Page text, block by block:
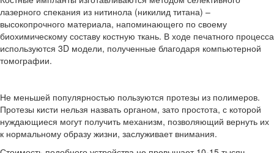
лазерного спекания из нитинола (никилид титана) –
высокопрочного материала, напоминающего по своему
биохимическому составу костную ткань. В ходе печатного процесса
используются 3D модели, полученные благодаря компьютерной
томографии.
Не меньшей популярностью пользуются протезы из полимеров.
Протезы кисти нельзя назвать органом, зато простота, с которой
нуждающиеся могут получить механизм, позволяющий вернуть их
к нормальному образу жизни, заслуживает внимания.